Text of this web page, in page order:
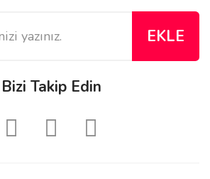
EKLE
Bizi Takip Edin